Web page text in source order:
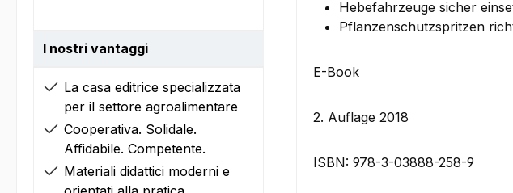
I nostri vantaggi
La casa editrice specializzata
per il settore agroalimentare
Cooperativa. Solidale.
Affidabile. Competente.
Materiali didattici moderni e
Hebefahrzeuge sicher
Pflanzenschutzspritzen
E-Book
2. Auflage 2018
ISBN: 978-3-03888-258-9